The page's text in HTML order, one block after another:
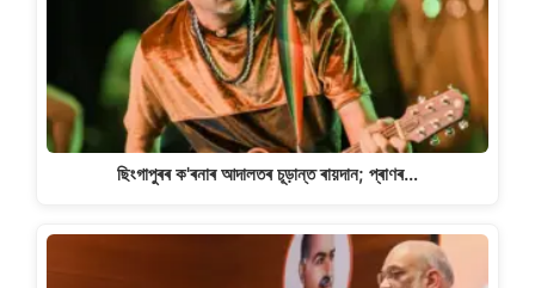
ছিংগাপুৰৰ ক'ৰনাৰ আদালতৰ চূড়ান্ত ৰায়দান; প্ৰাণৰ…